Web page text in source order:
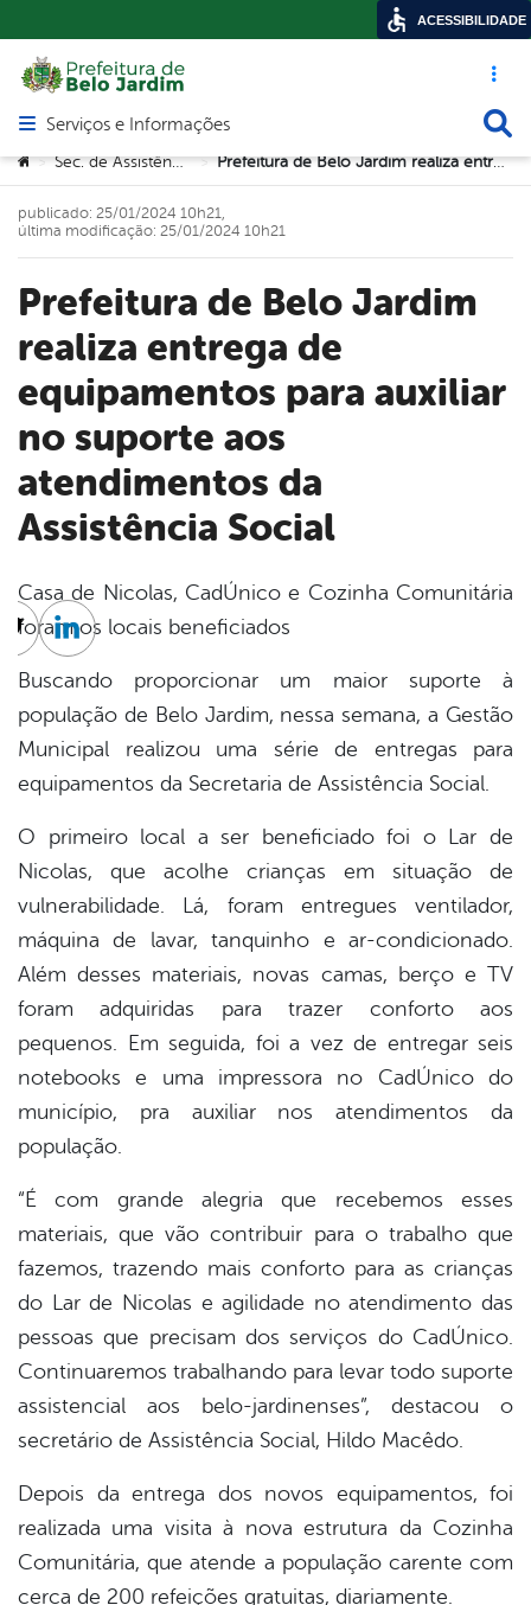
Acesso
Abrir menu principal de navegação
Serviços e Informações
Você está aqui:
> Sec. de Assistência Social > Prefeitura de Belo Jardim realiza entrega de equipamentos para auxiliar no suporte aos atendimentos da Assistência Social
Prefeitura de Belo Jardim
realiza entrega de
equipamentos para auxiliar
no suporte aos
atendimentos da
Assistência Social
publicado: 25/01/2024 10h21,
última modificação: 25/01/2024 10h21
Casa de Nicolas, CadÚnico e Cozinha Comunitária
foram os locais beneficiados
Buscando proporcionar um maior suporte à
população de Belo Jardim, nessa semana, a Gestão
Municipal realizou uma série de entregas para
equipamentos da Secretaria de Assistência Social.
O primeiro local a ser beneficiado foi o Lar de
Nicolas, que acolhe crianças em situação de
vulnerabilidade. Lá, foram entregues ventilador,
máquina de lavar, tanquinho e ar-condicionado.
Além desses materiais, novas camas, berço e TV
foram adquiridas para trazer conforto aos
pequenos. Em seguida, foi a vez de entregar seis
notebooks e uma impressora no CadÚnico do
município, pra auxiliar nos atendimentos da
população.
“É com grande alegria que recebemos esses
materiais, que vão contribuir para o trabalho que
fazemos, trazendo mais conforto para as crianças
do Lar de Nicolas e agilidade no atendimento das
pessoas que precisam dos serviços do CadÚnico.
Continuaremos trabalhando para levar todo suporte
assistencial aos belo-jardinenses”, destacou o
secretário de Assistência Social, Hildo Macêdo.
Depois da entrega dos novos equipamentos, foi
realizada uma visita à nova estrutura da Cozinha
Comunitária, que atende a população carente com
cerca de 200 refeições gratuitas, diariamente.
TwitterLinkedin
ACESSIBILIDADE